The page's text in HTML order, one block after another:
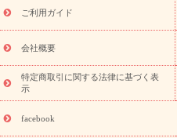
敬老の日におくる花ギフト・
花ギフト・プレゼント特集
敬
老の日 花鉢植えのギフト・プレ
フト・プレゼント特集
敬老の
ペーン
映画『ウォーターガー
「きょう誕生日なんです」キ
誕生日フラワーギフト 誕生日
ご利用ガイド
会社概要
特定商取引に関する法律に基づく表
示
facebook